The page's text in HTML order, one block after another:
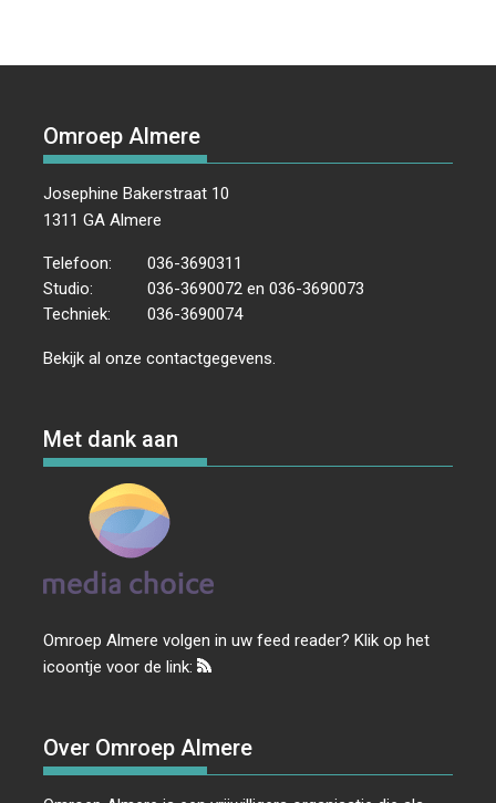
Omroep Almere
Josephine Bakerstraat 10
1311 GA Almere
Telefoon:
036-3690311
Studio:
036-3690072 en 036-3690073
Techniek:
036-3690074
Bekijk al onzecontactgegevens
Met dank aan
Omroep Almere volgen in uw feed reader? Klik op het
icoontje voor de link:
Over Omroep Almere